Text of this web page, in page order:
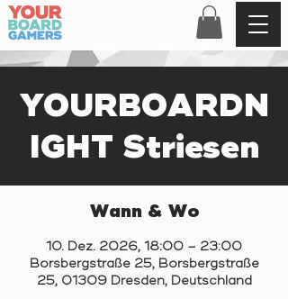
YOURBOARDN
IGHT Striesen
Wann & Wo
10. Dez. 2026, 18:00 – 23:00
Borsbergstraße 25, Borsbergstraße
25, 01309 Dresden, Deutschland